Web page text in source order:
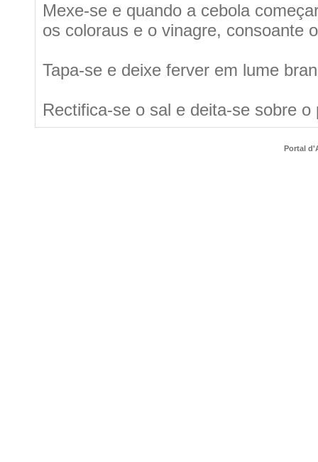
Mexe-se e quando a cebola
os coloraus e o vinagre, consoante
Tapa-se e deixe ferver em lume
Rectifica-se o sal e deita-se sobre
Portal